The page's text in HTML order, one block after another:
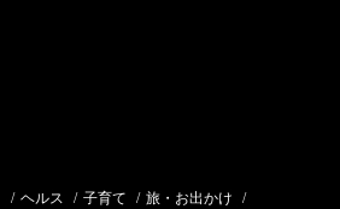
/ ヘルス / 子育て / 旅・お出かけ /